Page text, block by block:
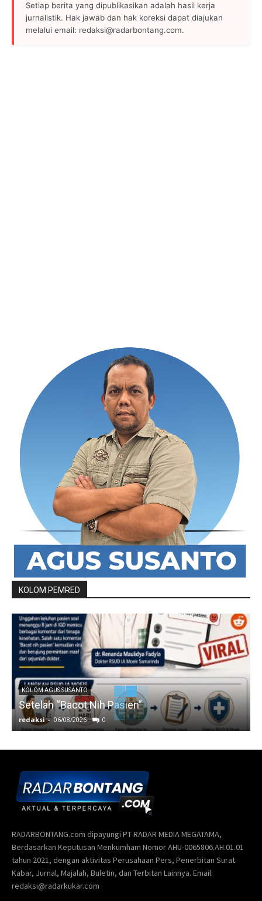
Setiap berita yang dipublikasikan adalah hasil kerja
jurnalistik. Hak jawab dan hak koreksi dapat diajukan
melalui email: redaksi@radarbontang.com.
KOLOM PEMRED
KOLOM AGUS SUSANTO
Setelah “Bacot Nih Pasien”
redaksi - 06/08/2026 0
RADARBONTANG.com dipayungi PT RADAR MEDIA MEGATAMA,
Berdasarkan Keputusan Menkumham Nomor AHU-0065806.AH.01.01
tahun 2021, dengan aktivitas Perusahaan Pers, Penerbitan Surat
Kabar, Jurnal, Majalah, Buletin, dan Terbitan Lainnya. Email:
redaksi@radarkukar.com